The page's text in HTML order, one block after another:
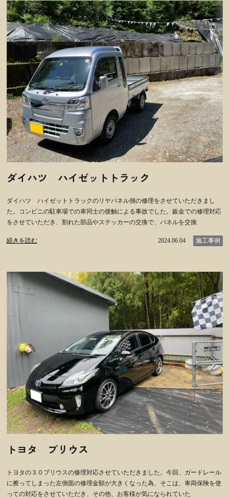
ダイハツ ハイゼットトラック
ダイハツ ハイゼットトラックのリヤパネル側の修理をさせていただきまし
た。コンビニの駐車場での車同士の接触による事故でした。鈑金での修理対応
をさせていただき、割れた部品やステッカーの交換で、パネルを交換
続きを読む 2024.06.04 施工事例
トヨタ プリウス
トヨタの３０プリウスの修理対応させていただきました。今回、ガードレール
に擦ってしまった左側面の修理金額が大きくなった為、そこは、車両保険を使
っての対応をさせていただき、その他、お客様が気になられていた